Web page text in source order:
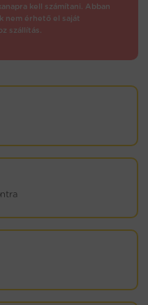
kell számítani. Abban
nem érhető el saját
szállítás.